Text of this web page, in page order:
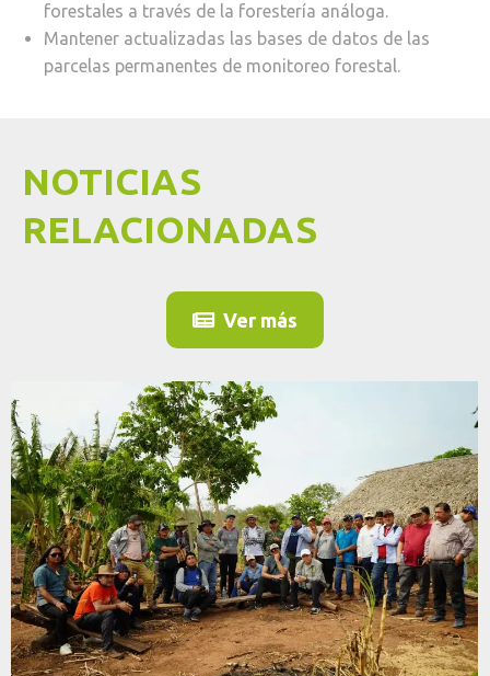
forestales a través de la forestería análoga.
Mantener actualizadas las bases de datos de las
parcelas permanentes de monitoreo forestal.
NOTICIAS
RELACIONADAS
Ver más